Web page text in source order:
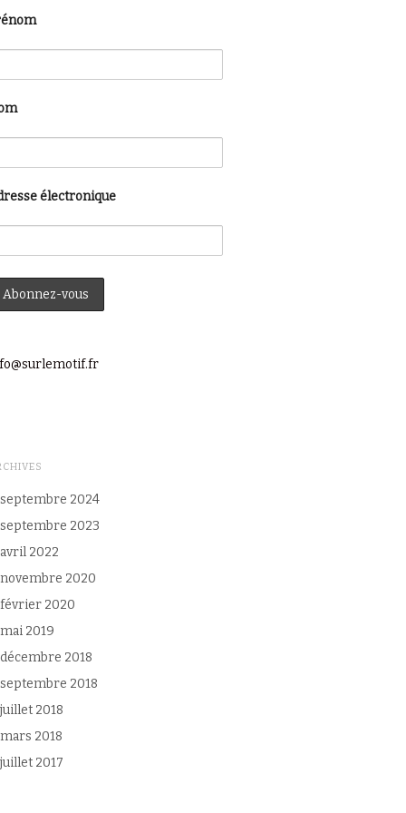
électronique
septembre 2024
septembre 2023
avril 2022
novembre 2020
février 2020
mai 2019
décembre 2018
septembre 2018
juillet 2018
mars 2018
juillet 2017